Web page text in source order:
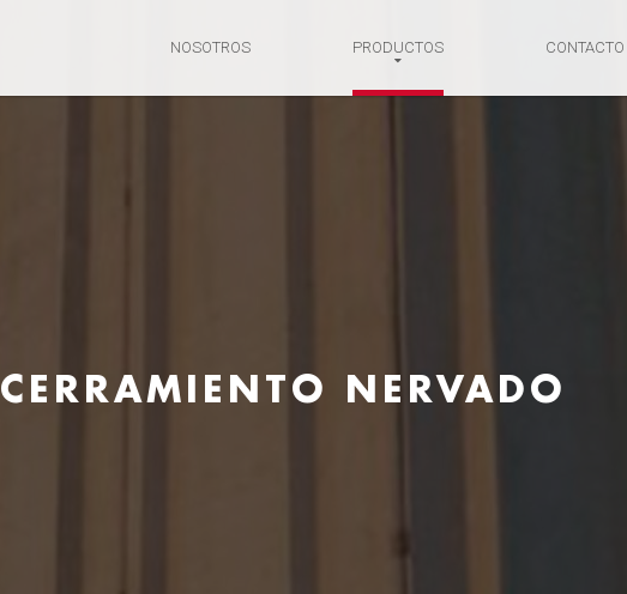
NOSOTROS PRODUCTOS CONTACTO
CERRAMIENTO NERVADO